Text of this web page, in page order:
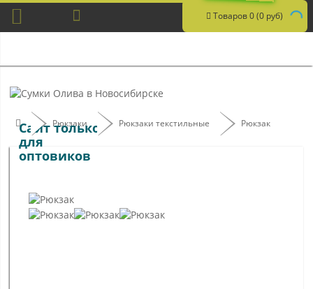
Товаров 0 (0 руб)
Сайт только
для
оптовиков
Рюкзаки Рюкзаки текстильные Рюкзак